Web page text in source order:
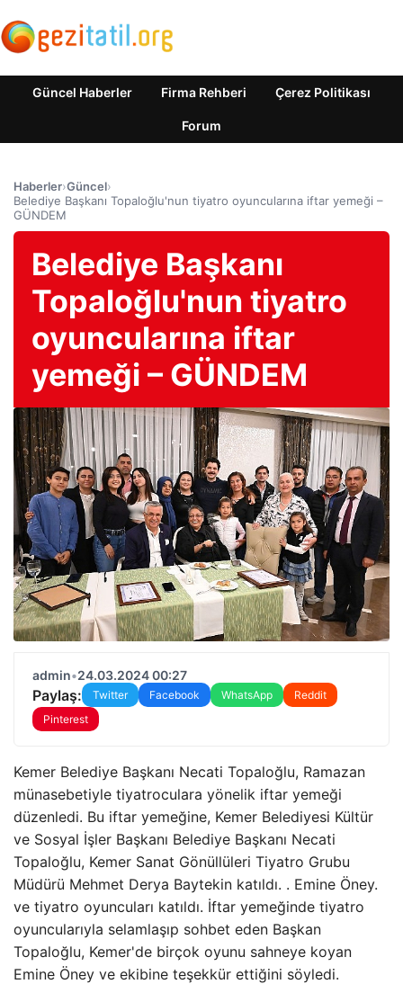
Güncel Haberler Firma Rehberi Çerez Politikası
Forum
Haberler›Güncel›
Belediye Başkanı Topaloğlu'nun tiyatro oyuncularına iftar yemeği –
GÜNDEM
Belediye Başkanı
Topaloğlu'nun tiyatro
oyuncularına iftar
yemeği – GÜNDEM
admin•24.03.2024 00:27
Paylaş: Twitter Facebook WhatsApp
Reddit
Pinterest
Kemer Belediye Başkanı Necati Topaloğlu, Ramazan
münasebetiyle tiyatroculara yönelik iftar yemeği
düzenledi. Bu iftar yemeğine, Kemer Belediyesi Kültür
ve Sosyal İşler Başkanı Belediye Başkanı Necati
Topaloğlu, Kemer Sanat Gönüllüleri Tiyatro Grubu
Müdürü Mehmet Derya Baytekin katıldı. . Emine Öney.
ve tiyatro oyuncuları katıldı. İftar yemeğinde tiyatro
oyuncularıyla selamlaşıp sohbet eden Başkan
Topaloğlu, Kemer'de birçok oyunu sahneye koyan
Emine Öney ve ekibine teşekkür ettiğini söyledi.